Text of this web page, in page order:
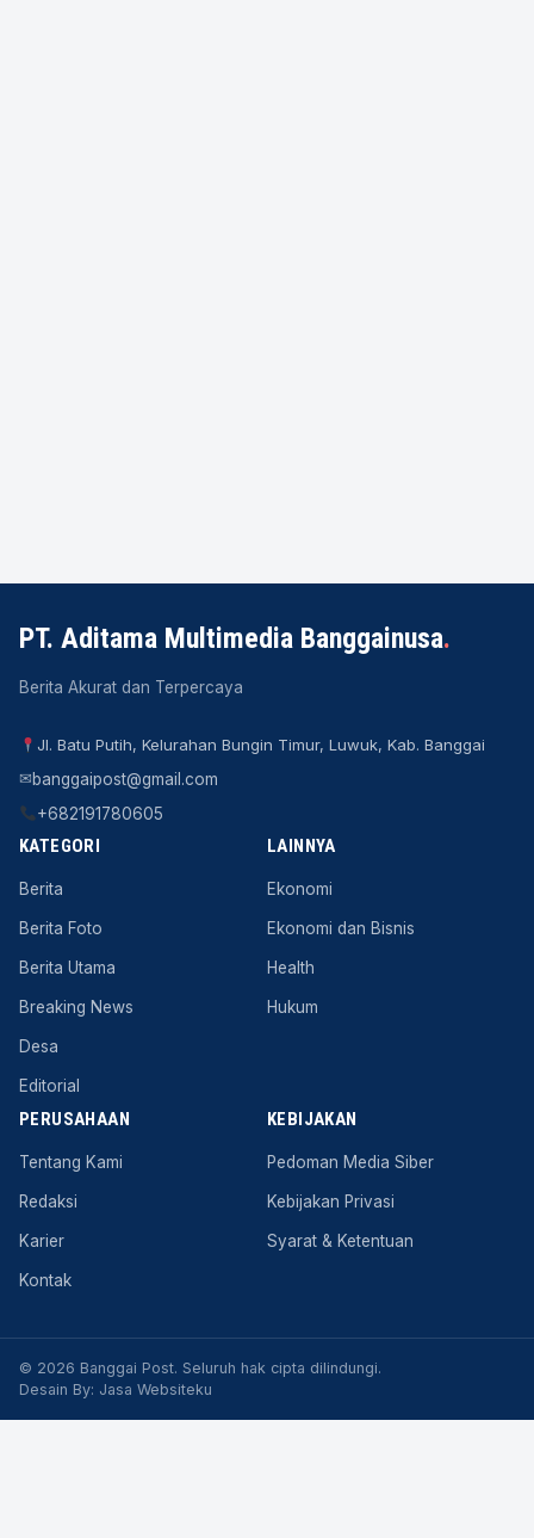
PT. Aditama Multimedia Banggainusa.
Berita Akurat dan Terpercaya
Jl. Batu Putih, Kelurahan Bungin Timur, Luwuk, Kab. Banggai
✉banggaipost@gmail.com
+682191780605
KATEGORI
Berita
Berita Foto
Berita Utama
Breaking News
Desa
Editorial
LAINNYA
Ekonomi
Ekonomi dan Bisnis
Health
Hukum
PERUSAHAAN
Tentang Kami
Redaksi
Karier
Kontak
KEBIJAKAN
Pedoman Media Siber
Kebijakan Privasi
Syarat & Ketentuan
© 2026 Banggai Post. Seluruh hak cipta dilindungi.
Desain By: Jasa Websiteku